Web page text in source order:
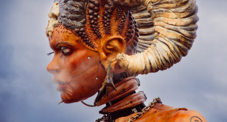
La Machine